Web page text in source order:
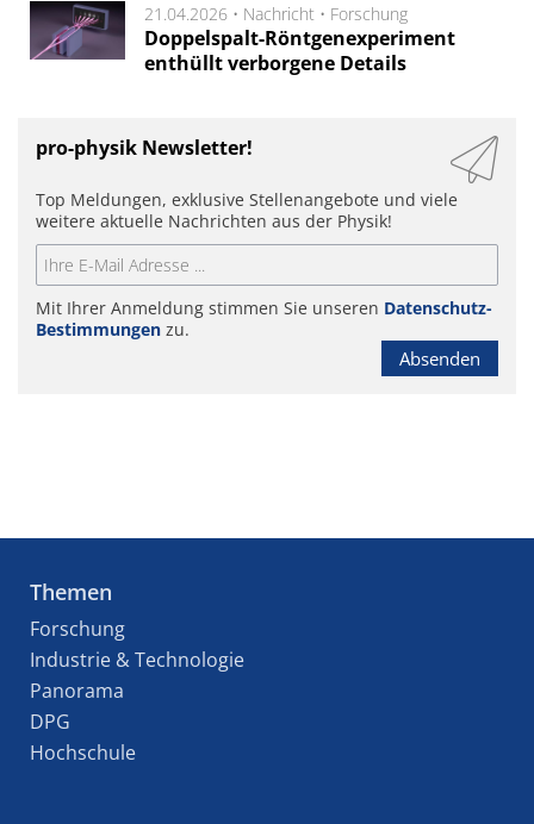
21.04.2026 • Nachricht • Forschung
Doppelspalt-Röntgenexperiment
enthüllt verborgene Details
pro-physik Newsletter!
Top Meldungen, exklusive Stellenangebote und viele
weitere aktuelle Nachrichten aus der Physik!
Mit Ihrer Anmeldung stimmen Sie unseren Datenschutz-
Bestimmungen zu.
Absenden
Themen
Forschung
Industrie & Technologie
Panorama
DPG
Hochschule